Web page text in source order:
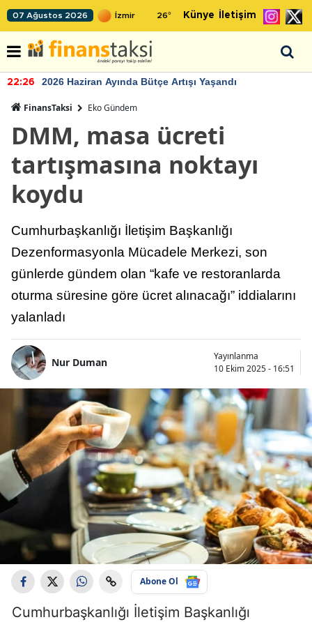
07 Ağustos 2026 26° Künye İletişim
22:26 2026 Haziran Ayında Bütçe Artışı Yaşandı
FinansTaksi Eko Gündem
DMM, masa ücreti
tartışmasına noktayı
koydu
Cumhurbaşkanlığı İletişim Başkanlığı
Dezenformasyonla Mücadele Merkezi, son
günlerde gündem olan “kafe ve restoranlarda
oturma süresine göre ücret alınacağı” iddialarını
yalanladı
Nur Duman
Yayınlanma
10 Ekim 2025 - 16:51
Abone Ol
Cumhurbaşkanlığı İletişim Başkanlığı